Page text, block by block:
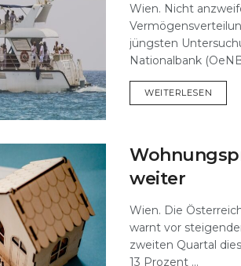
Wien. Nicht
jüngsten
Nationalbank
WEITERLESEN
weiter
Wien. Die
warnt vor
zweiten Quartal
13 Prozent ...